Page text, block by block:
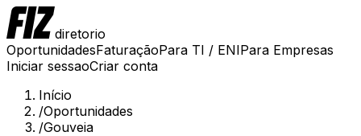
diretorio
OportunidadesFaturaçãoPara TI / ENIPara Empresas
Iniciar sessaoCriar conta
Início
/Oportunidades
/Gouveia